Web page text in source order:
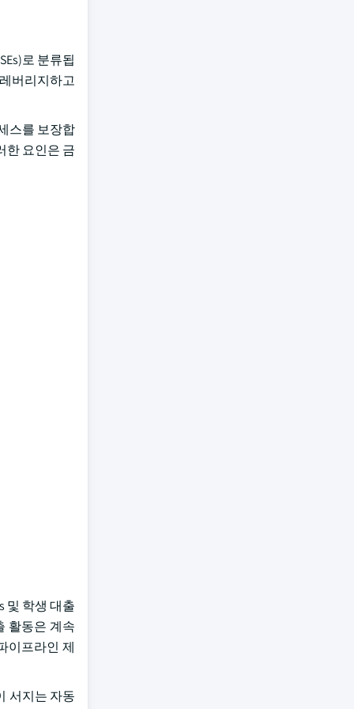
로 분류됩
버리지하고
스를 보장합
한 요인은 금
및 학생 대출
활동은 계속
이프라인 제
서지는 자동